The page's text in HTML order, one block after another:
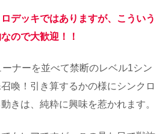
デッキではありますが、こういう
ので大歓迎！！
ナーを並べて禁断のレベル1シン
喚！引き算するかの様にシンクロ
きは、純粋に興味を惹かれます。